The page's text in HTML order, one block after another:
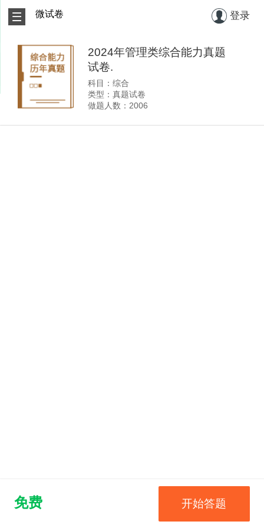
微试卷 登录
2024年管理类综合能力真题
试卷.
科目：综合
类型：真题试卷
做题人数：2006
免费 开始答题